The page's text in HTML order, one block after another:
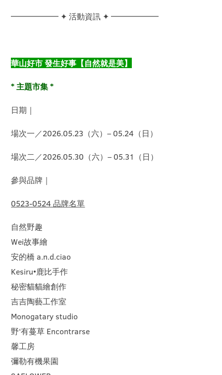
━━━━━━ ✦ 活動資訊 ✦ ━━━━━━
華山好市 發生好事【自然就是美】
* 主題市集 *
日期｜
場次一／2026.05.23（六）– 05.24（日）
場次二／2026.05.30（六）– 05.31（日）
參與品牌｜
0523-0524 品牌名單
自然野趣
Wei故事繪
安的橋 a.n.d.ciao
Kesiru•鹿比手作
秘密貓貓繪創作
吉吉陶藝工作室
Monogatary studio
野‘有蔓草 Encontrarse
馨工房
彌勒有機果園